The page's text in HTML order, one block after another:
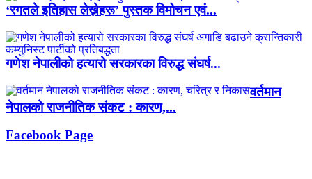
‘रगतले इतिहास लेख्नेहरू’ पुस्तक विमोचन एवं...
गणेश नेपालीको हत्यारो सरकारका विरुद्ध संघर्ष...
वर्तमान
नेपालको राजनीतिक संकट : कारण,...
Facebook Page